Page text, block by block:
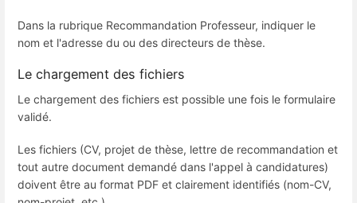
Dans la rubrique Recommandation Professeur, indiquer le
nom et l'adresse du ou des directeurs de thèse.
Le chargement des fichiers
Le chargement des fichiers est possible une fois le formulaire
validé.
Les fichiers (CV, projet de thèse, lettre de recommandation et
tout autre document demandé dans l'appel à candidatures)
doivent être au format PDF et clairement identifiés (nom-CV,